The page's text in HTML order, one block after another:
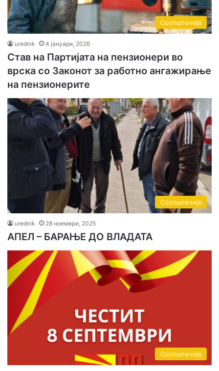
Соопштенија
urednik 4 јануари, 2026
Став на Партијата на пензионери во
врска со Законот за работно ангажирање
на пензионерите
Соопштенија
urednik 28 ноември, 2025
АПЕЛ – БАРАЊЕ ДО ВЛАДАТА
Соопштенија